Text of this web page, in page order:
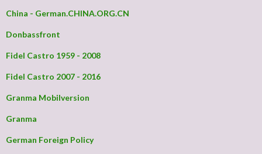
China - German.CHINA.ORG.CN
Donbassfront
Fidel Castro 1959 - 2008
Fidel Castro 2007 - 2016
Granma Mobilversion
Granma
German Foreign Policy